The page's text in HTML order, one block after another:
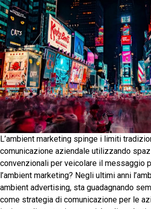
L’ambient marketing spinge i limiti
comunicazione aziendale utilizzando
convenzionali per veicolare il messaggio
l’ambient marketing? Negli ultimi anni
ambient advertising, sta guadagnando
come strategia di comunicazione per le